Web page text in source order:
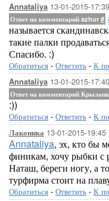
Annataliya 13-01-2015-17:39
Ответ на комментарий azhur #
называется
такие палки
Спасибо. :)
Обратиться - Ответить - К
Annataliya 13-01-2015-17:40
Ответ на комментарий
:))
Обратиться - Ответить - К
Лаконика 13-01-2015-19:45
Annataliya, эх, кто бы
финикам, хочу рыбки с
Наташ, береги ногу, а
турфирма стоит на
Обратиться - Ответить - К